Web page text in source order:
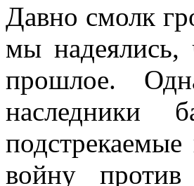
Давно смолк
мы надеялись,
прошлое.
наследники
войну